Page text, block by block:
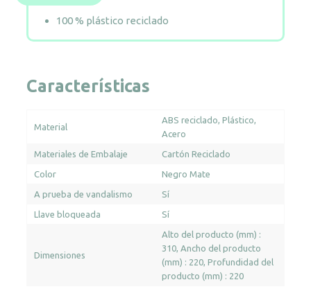
100 % plástico reciclado
Características
Material
ABS reciclado Plástico
Acero
Materiales de Embalaje Cartón Reciclado
Color Negro Mate
A prueba de vandalismo Sí
Llave bloqueada Sí
Dimensiones
Alto del producto (mm) :
310 Ancho del producto
(mm) : 220 Profundidad del
producto (mm) : 220